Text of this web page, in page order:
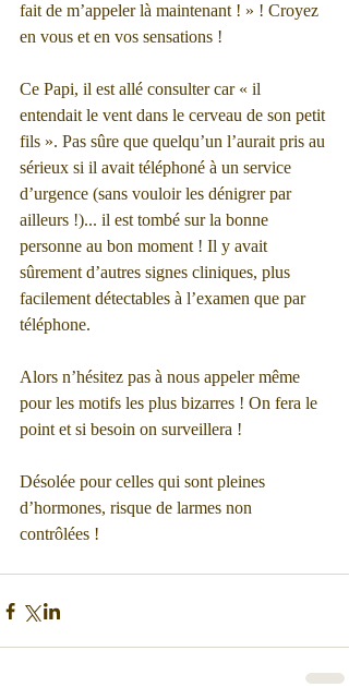
fait de m’appeler là maintenant ! » ! Croyez
en vous et en vos sensations !
Ce Papi, il est allé consulter car « il
entendait le vent dans le cerveau de son petit
fils ». Pas sûre que quelqu’un l’aurait pris au
sérieux si il avait téléphoné à un service
d’urgence (sans vouloir les dénigrer par
ailleurs !)... il est tombé sur la bonne
personne au bon moment ! Il y avait
sûrement d’autres signes cliniques, plus
facilement détectables à l’examen que par
téléphone.
Alors n’hésitez pas à nous appeler même
pour les motifs les plus bizarres ! On fera le
point et si besoin on surveillera !
Désolée pour celles qui sont pleines
d’hormones, risque de larmes non
contrôlées !